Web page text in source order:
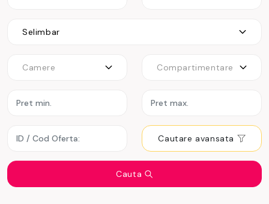
Selimbar
Camere Compartimentare
Cautare avansata
Cauta